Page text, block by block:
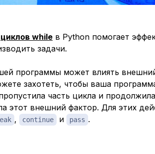
циклов whileв Python помогает
задачи.
программы может влиять
захотеть, чтобы ваша
часть цикла и
этот внешний фактор. Для этих
, continue и pass .